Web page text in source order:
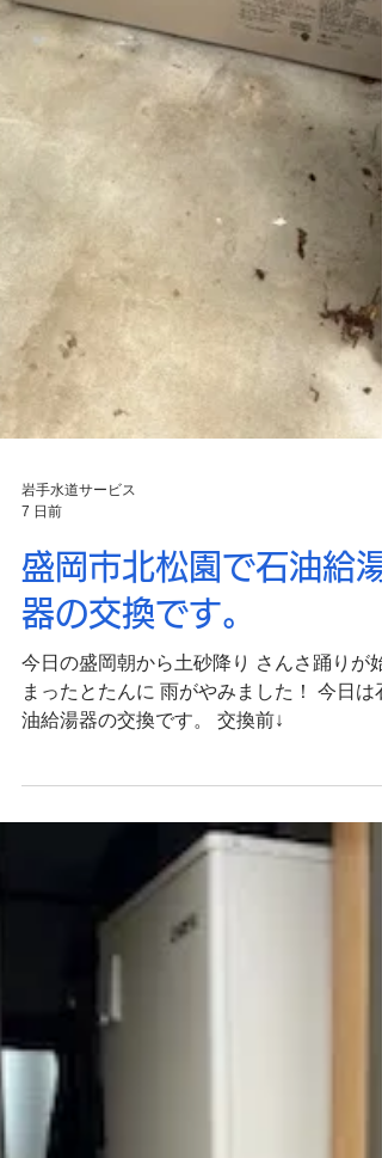
岩手水道サービス
7 日前
盛岡市北松園で石油給湯
器の交換です。
今日の盛岡朝から土砂降り さんさ踊りが始
まったとたんに 雨がやみました！ 今日は
油給湯器の交換です。 交換前↓